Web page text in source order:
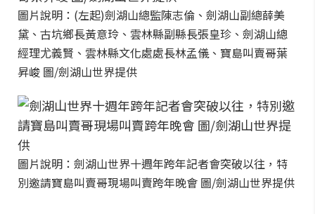
圖片說明：(左起)劍湖山總監陳志倫、劍湖山副總薛美
黛、古坑鄉長黃意玲、雲林縣副縣長張皇珍、劍湖山總
經理尤義賢、雲林縣文化處處長林孟儀、寶島叫賣哥葉
昇峻 圖/劍湖山世界提供
圖片說明：劍湖山世界十週年跨年記者會突破以往，特
別邀請寶島叫賣哥現場叫賣跨年晚會 圖/劍湖山世界提供